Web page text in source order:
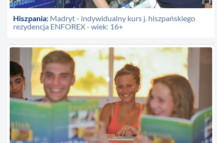
Hiszpania: Madryt - indywidualny kurs j. hiszpańskiego
rezydencja ENFOREX - wiek: 16+